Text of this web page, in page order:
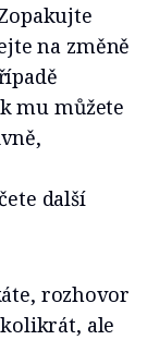
na změně
mu můžete
další
rozhovor
ale